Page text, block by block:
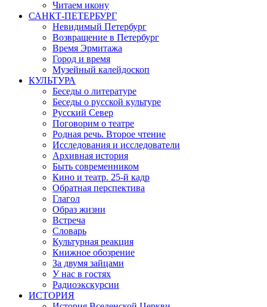
Читаем икону
САНКТ-ПЕТЕРБУРГ
Невидимый Петербург
Возвращение в Петербург
Время Эрмитажа
Город и время
Музейный калейдоскоп
КУЛЬТУРА
Беседы о литературе
Беседы о русской культуре
Русский Север
Поговорим о театре
Родная речь. Второе чтение
Исследования и исследователи
Архивная история
Быть современником
Кино и театр. 25-й кадр
Обратная перспектива
Глагол
Образ жизни
Встреча
Словарь
Культурная реакция
Книжное обозрение
За двумя зайцами
У нас в гостях
Радиоэкскурсии
ИСТОРИЯ